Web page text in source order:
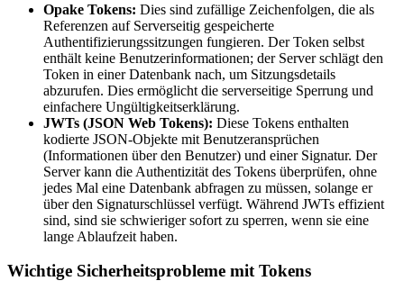
Opake Tokens: Dies sind zufällige Zeichenfolgen, die als
Referenzen auf Serverseitig gespeicherte
Authentifizierungssitzungen fungieren. Der Token selbst
enthält keine Benutzerinformationen; der Server schlägt den
Token in einer Datenbank nach, um Sitzungsdetails
abzurufen. Dies ermöglicht die serverseitige Sperrung und
einfachere Ungültigkeitserklärung.
JWTs (JSON Web Tokens): Diese Tokens enthalten
kodierte JSON-Objekte mit Benutzeransprüchen
(Informationen über den Benutzer) und einer Signatur. Der
Server kann die Authentizität des Tokens überprüfen, ohne
jedes Mal eine Datenbank abfragen zu müssen, solange er
über den Signaturschlüssel verfügt. Während JWTs effizient
sind, sind sie schwieriger sofort zu sperren, wenn sie eine
lange Ablaufzeit haben.
Wichtige Sicherheitsprobleme mit Tokens